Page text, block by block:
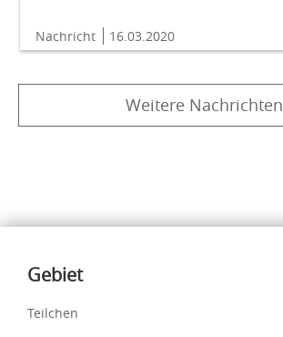
Nachricht 16.03.2020
Weitere Nachrichten
Inhalte
Gebiet
Teilchen